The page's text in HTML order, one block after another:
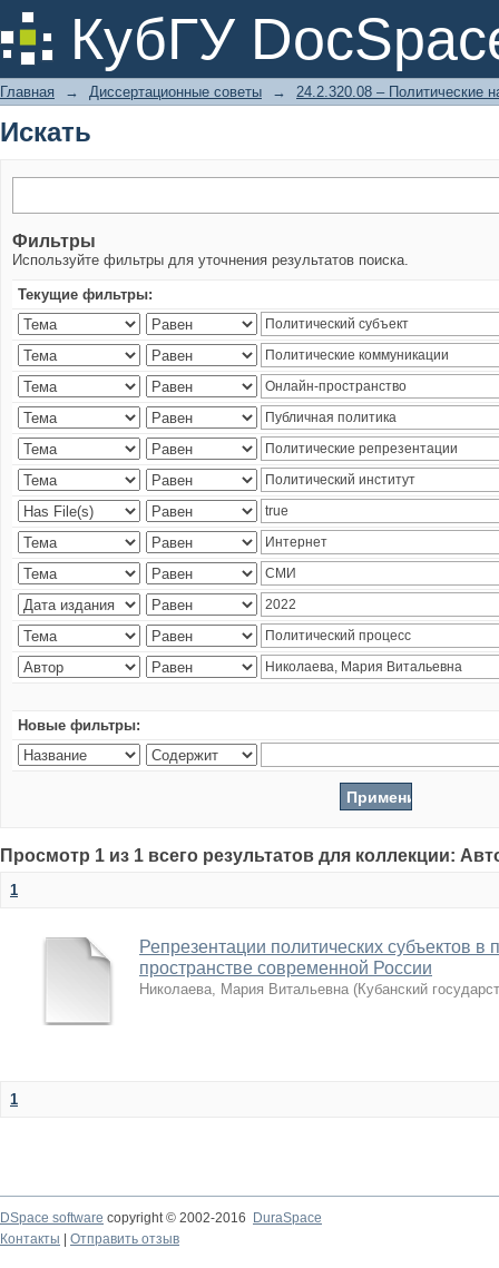
КубГУ
Искать
Главная → Диссертационные советы → 24.2.320.08 – Политические
Искать
Фильтры
Используйте фильтры для уточнения результатов поиска.
Текущие фильтры:
Новые фильтры:
Просмотр 1 из 1 всего результатов для коллекции:
1
Репрезентации политических субъектов в
пространстве современной России
Николаева, Мария Витальевна (Кубанский
1
DSpace software copyright © 2002-2016
DuraSpace
Контакты
Отправить отзыв